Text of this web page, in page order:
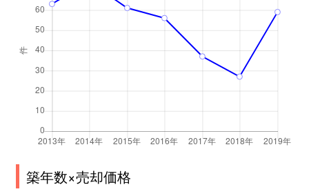
築年数×売却価格